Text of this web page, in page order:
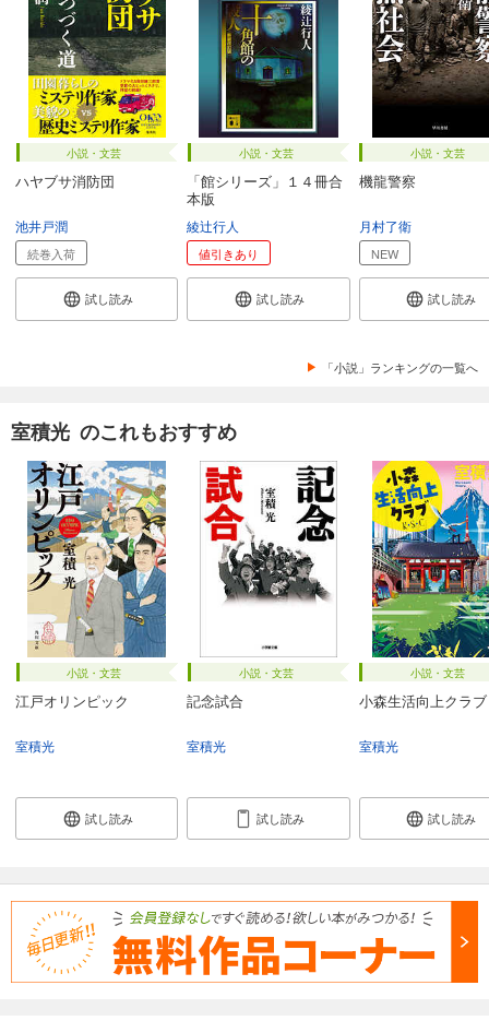
小説・文芸
ハヤブサ消防団
池井戸潤
続巻入荷
試し読み
小説・文芸
「館シリーズ」１４冊合
本版
綾辻行人
値引きあり
試し読み
小説・文芸
機龍警察
月村了衛
NEW
試し読み
「小説」ランキングの一覧へ
室積光 のこれもおすすめ
小説・文芸
江戸オリンピック
室積光
試し読み
小説・文芸
記念試合
室積光
試し読み
小説・文芸
小森生活向上クラブ
室積光
試し読み